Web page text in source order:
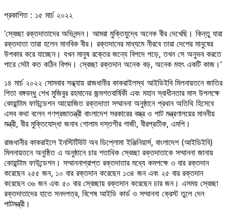
প্রকাশিত : ১৫ মার্চ ২০২২
‘স্বেচ্ছা রক্তদাতাদের অভিনন্দন। আমরা মুক্তিযুদ্ধে অনেক বীর দেখেছি। কিন্তু যারা
রক্তদাতা তারা হলেন মানবিক বীর। রক্তদানের মাধ্যমে নীরবে তারা দেশের মানুষের
উপকার করে যাচ্ছেন। যখন মানুষ রক্তের জন্যে বিপদে পড়ে, তখন সে অনুভব করতে
পারে সেটা কত কঠিন বিপদ। স্বেচ্ছা রক্তদান অনেক বড়, অনেক মহৎ একটি কাজ।’
১৪ মার্চ ২০২২ সোমবার সন্ধ্যায় রাজধানীর কাকরাইলস্থ আইডিইবি মিলনায়তনে জাতির
পিতা বঙ্গবন্ধু শেখ মুজিবুর রহমানের জন্মশতবার্ষিকী এবং মহান স্বাধীনতার মাস উপলক্ষে
কোয়ান্টাম ফাউন্ডেশন আয়োজিত রক্তদাতা সম্মাননা অনুষ্ঠানে প্রধান অতিথি হিসেবে
এসব কথা বলেন গণপ্রজাতন্ত্রী বাংলাদেশ সরকারের বস্ত্র ও পাট মন্ত্রণালয়ের মাননীয়
মন্ত্রী, বীর মুক্তিযোদ্ধা জনাব গোলাম দস্তগীর গাজী, বীরপ্রতীক, এমপি।
রাজধানীর কাকরাইলে ইনস্টিটিউট অব ডিপ্লোমা ইঞ্জিনিয়ার্স, বাংলাদেশ (আইডিইবি)
মিলনায়তনে অনুষ্ঠিত এ অনুষ্ঠানে চার শতাধিক স্বেচ্ছা রক্তদাতাকে সম্মাননা জানায়
কোয়ান্টাম ফাউন্ডেশন। সম্মাননাপ্রাপ্ত রক্তদাতার মধ্যে কমপক্ষে ৩ বার রক্তদান
করেছেন ২৫৫ জন, ১০ বার রক্তদান করেছেন ১৩৪ জন এবং ২৫ বার রক্তদান
করেছেন ৩৬ জন এবং ৫০ বার স্বেচ্ছায় রক্তদান করেছেন চার জন। এসময় স্বেচ্ছা
রক্তদাতাদের হাতে সনদপত্র, বিশেষ আইডি কার্ড ও সম্মাননা ক্রেস্ট তুলে দেন
পাটমন্ত্রী।